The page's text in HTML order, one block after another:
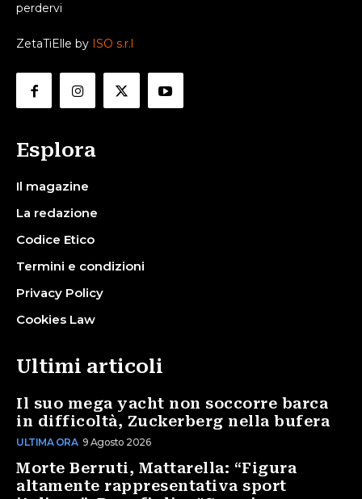
perdervi
ZetaTiElle by ISO s.r.l
Esplora
Il magazine
La redazione
Codice Etico
Termini e condizioni
Privacy Policy
Cookies Law
Ultimi articoli
Il suo mega yacht non soccorre barca
in difficoltà, Zuckerberg nella bufera
ULTIMA ORA 9 Agosto 2026
Morte Berruti, Mattarella: “Figura
altamente rappresentativa sport